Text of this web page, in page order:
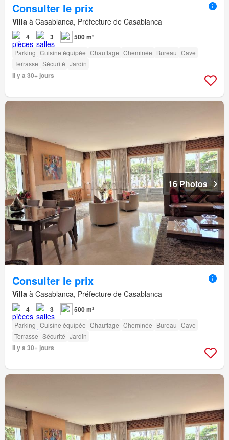
Consulter le prix
Villa à Casablanca, Préfecture de Casablanca
4 3 500 m²
Parking Cuisine équipée Chauffage Cheminée Bureau Cave
Terrasse Sécurité Jardin
Il y a 30+ jours
16 Photos
Consulter le prix
Villa à Casablanca, Préfecture de Casablanca
4 3 500 m²
Parking Cuisine équipée Chauffage Cheminée Bureau Cave
Terrasse Sécurité Jardin
Il y a 30+ jours